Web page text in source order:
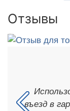
Отзывы
въезд в